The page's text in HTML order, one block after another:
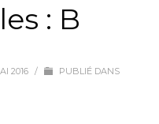
: B
2016 / PUBLIÉ DANS